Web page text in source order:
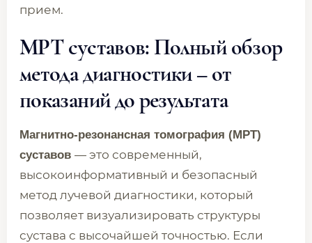
прием.
МРТ суставов: Полный обзор
метода диагностики – от
показаний до результата
Магнитно-резонансная томография (МРТ)
суставов — это современный,
высокоинформативный и безопасный
метод лучевой диагностики, который
позволяет визуализировать структуры
сустава с высочайшей точностью. Если